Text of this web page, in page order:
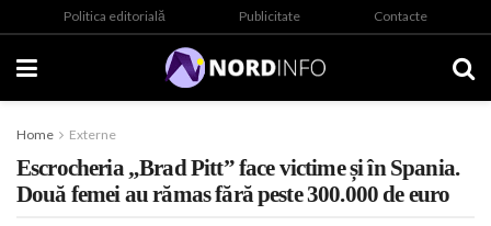
Politica editorială Publicitate Contacte
Home Externe
Escrocheria „Brad Pitt” face victime și în Spania.
Două femei au rămas fără peste 300.000 de euro